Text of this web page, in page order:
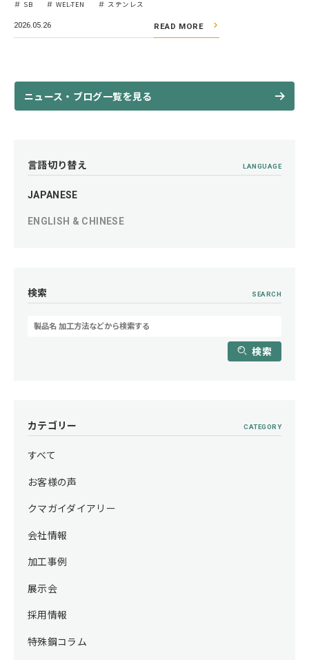
SB
WEL-TEN ステンレス
2026.05.26 READ MORE
ニュース・ブログ一覧を見る
言語切り替え LANGUAGE
JAPANESE
ENGLISH & CHINESE
検索 SEARCH
検索
カテゴリー CATEGORY
すべて
お客様の声
クマガイダイアリー
会社情報
加工事例
展示会
採用情報
特殊鋼コラム